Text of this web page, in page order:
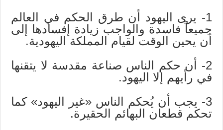
1- يرى اليهود أن طرق الحكم في العالم
جميعاً فاسدة والواجب زيادة إفسادها إلى
أن يحين الوقت لقيام المملكة اليهودية.
2- أن حكم الناس صناعة مقدسة لا يتقنها
في رأيهم إلا اليهود.
3- يجب أن يُحكم الناس «غير اليهود» كما
تحكم قطعان البهائم الحقيرة.